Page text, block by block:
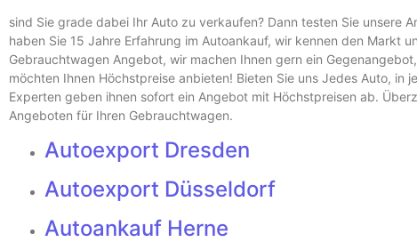
sind Sie grade dabei Ihr Auto zu verkaufen? Dann testen Sie unsere
haben Sie 15 Jahre Erfahrung im Autoankauf, wir kennen den Markt
Gebrauchtwagen Angebot, wir machen Ihnen gern ein
möchten Ihnen Höchstpreise anbieten! Bieten Sie uns Jedes Auto, in
Experten geben ihnen sofort ein Angebot mit Höchstpreisen ab.
Angeboten für Ihren Gebrauchtwagen.
Autoexport Dresden
Autoexport Düsseldorf
Autoankauf Herne